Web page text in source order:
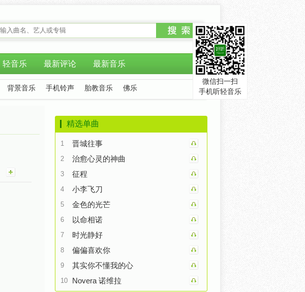
轻音乐 最新评论 最新音乐
背景音乐 手机铃声 胎教音乐 佛乐
精选单曲
1 晋城往事
2 治愈心灵的神曲
3 征程
4 小李飞刀
5 金色的光芒
6 以命相诺
7 时光静好
8 偏偏喜欢你
9 其实你不懂我的心
10 Novera 诺维拉
微信扫一扫
手机听轻音乐